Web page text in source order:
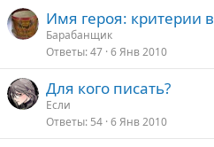
Имя героя: критерии
Барабанщик
Ответы 47 6 Янв 2010
Для кого писать?
Если
Ответы 54 6 Янв 2010